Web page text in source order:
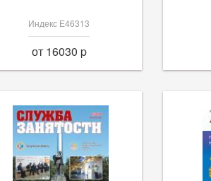
Индекс Е46313
от 16030 p